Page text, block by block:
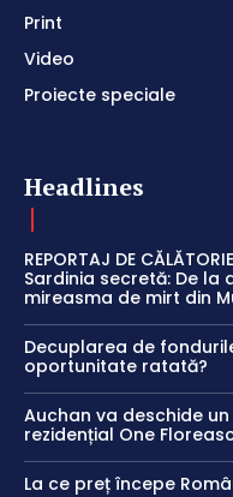
Print
Video
Proiecte speciale
Headlines
REPORTAJ DE
Sardinia secretă: De la
mireasma de mirt din
Decuplarea de
oportunitate ratată?
Auchan va deschide
rezidențial One
La ce preț începe